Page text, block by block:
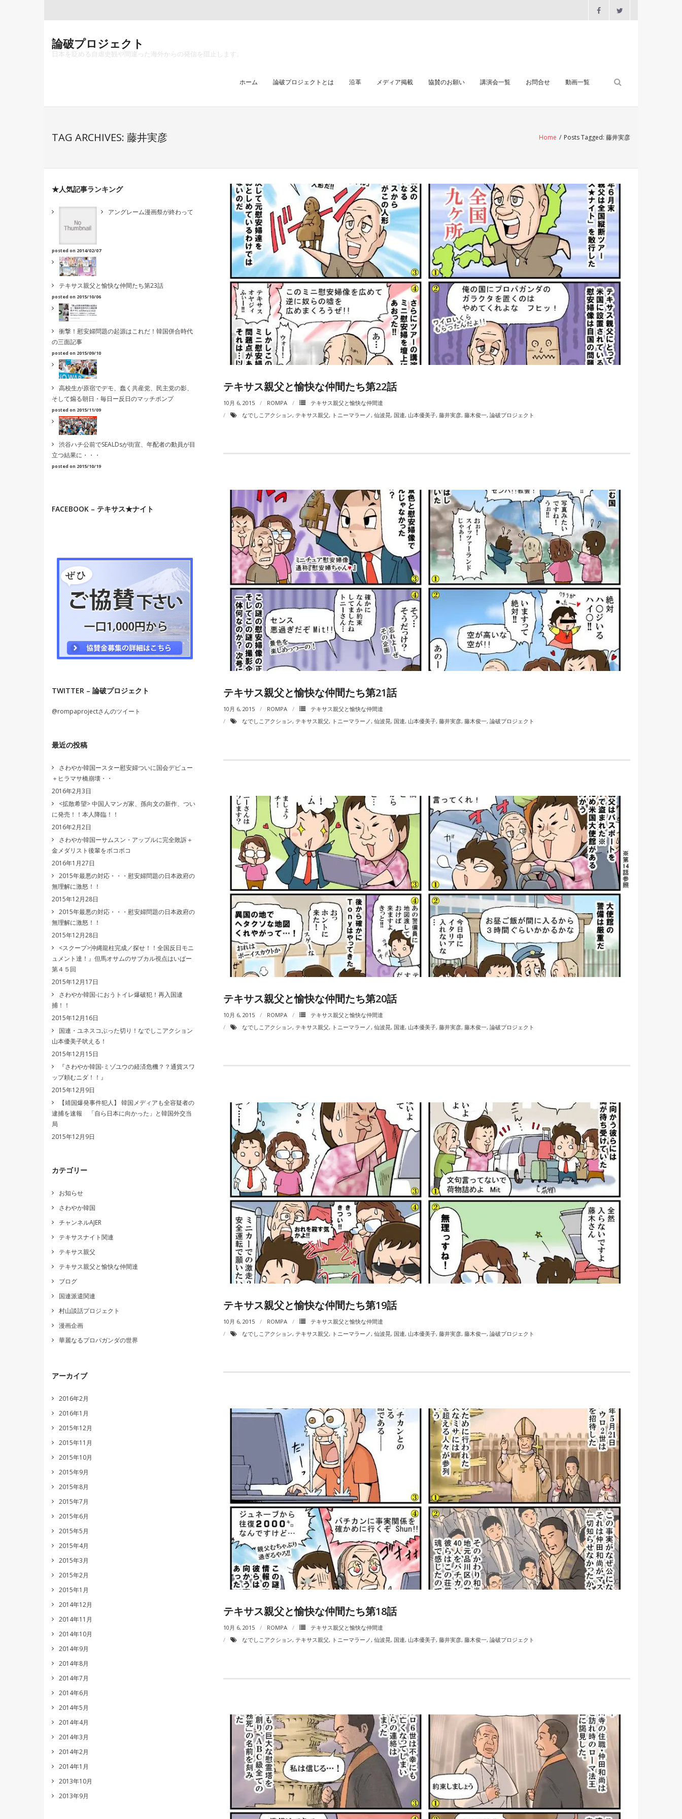
論破プロジェクト
日本を貶める自虐史観や間違った海外からの発信を阻止します。
ホーム 論破プロジェクトとは 沿革 メディア掲載 協賛のお願い 講演会一覧 お問合せ 動画一覧
TAG ARCHIVES: 藤井実彦 Home / Posts Tagged: 藤井実彦
テキサス親父と愉快な仲間たち第22話
10月 6, 2015 ROMPA
テキサス親父と愉快な仲間達
なでしこアクション, テキサス親父, トニーマラーノ, 仙波晃, 国連, 山本優美子, 藤井実彦, 藤木俊一, 論破プロジェクト
テキサス親父と愉快な仲間たち第21話
10月 6, 2015 ROMPA
テキサス親父と愉快な仲間達
なでしこアクション, テキサス親父, トニーマラーノ, 仙波晃, 国連, 山本優美子, 藤井実彦, 藤木俊一, 論破プロジェクト
テキサス親父と愉快な仲間たち第20話
10月 6, 2015 ROMPA
テキサス親父と愉快な仲間達
なでしこアクション, テキサス親父, トニーマラーノ, 仙波晃, 国連, 山本優美子, 藤井実彦, 藤木俊一, 論破プロジェクト
テキサス親父と愉快な仲間たち第19話
10月 6, 2015 ROMPA
テキサス親父と愉快な仲間達
なでしこアクション, テキサス親父, トニーマラーノ, 仙波晃, 国連, 山本優美子, 藤井実彦, 藤木俊一, 論破プロジェクト
テキサス親父と愉快な仲間たち第18話
10月 6, 2015 ROMPA
テキサス親父と愉快な仲間達
なでしこアクション, テキサス親父, トニーマラーノ, 仙波晃, 国連, 山本優美子, 藤井実彦, 藤木俊一, 論破プロジェクト
★人気記事ランキング
アングレーム漫画祭が終わって
posted on 2014/02/07
テキサス親父と愉快な仲間たち第23話
posted on 2015/10/06
衝撃！慰安婦問題の起源はこれだ！韓国併合時代
の三面記事
posted on 2015/09/10
高校生が原宿でデモ、蠢く共産党、民主党の影、
そして煽る朝日・毎日ー反日のマッチポンプ
posted on 2015/11/09
渋谷ハチ公前でSEALDsが街宣、年配者の動員が目
立つ結果に・・・
posted on 2015/10/19
FACEBOOK – テキサス★ナイト
TWITTER – 論破プロジェクト
@rompaprojectさんのツイート
最近の投稿
さわやか韓国ースター慰安婦ついに国会デビュー
＋ヒラマサ橋崩壊・・
2016年2月3日
<拡散希望> 中国人マンガ家、孫向文の新作、つい
に発売！！本人降臨！！
2016年2月2日
さわやか韓国ーサムスン・アップルに完全敗訴＋
金メダリスト後輩をボコボコ
2016年1月27日
2015年最悪の対応・・・慰安婦問題の日本政府の
無理解に激怒！！
2015年12月28日
2015年最悪の対応・・・慰安婦問題の日本政府の
無理解に激怒！！
2015年12月28日
<スクープ>沖縄龍柱完成／探せ！！全国反日モニ
ュメント達！』但馬オサムのサブカル視点はいぱー
第４５回
2015年12月17日
さわやか韓国-におうトイレ爆破犯！再入国逮
捕！！
2015年12月16日
国連・ユネスコぶった切り！なでしこアクション
山本優美子吠える！
2015年12月15日
『さわやか韓国-ミゾユウの経済危機？？通貨スワ
ップ頼むニダ！！』
2015年12月9日
【靖国爆発事件犯人】 韓国メディアも全容疑者の
逮捕を速報 「自ら日本に向かった」と韓国外交当
局
2015年12月9日
カテゴリー
お知らせ
さわやか韓国
チャンネルAJER
テキサスナイト関連
テキサス親父
テキサス親父と愉快な仲間達
ブログ
国連派遣関連
村山談話プロジェクト
漫画企画
華麗なるプロパガンダの世界
アーカイブ
2016年2月
2016年1月
2015年12月
2015年11月
2015年10月
2015年9月
2015年8月
2015年7月
2015年6月
2015年5月
2015年4月
2015年3月
2015年2月
2015年1月
2014年12月
2014年11月
2014年10月
2014年9月
2014年8月
2014年7月
2014年6月
2014年5月
2014年4月
2014年3月
2014年2月
2014年1月
2013年10月
2013年9月